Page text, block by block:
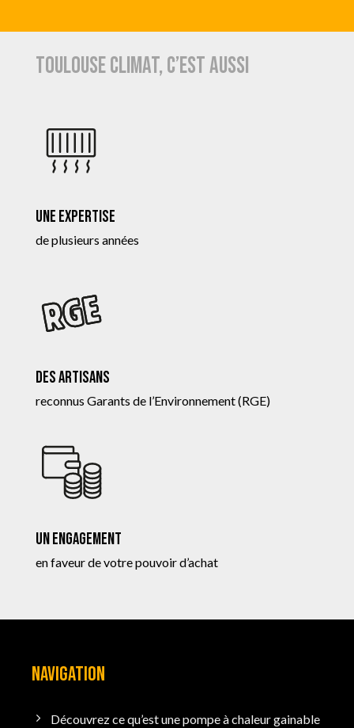
Toulouse Climat, c’est aussi
Une expertise
de plusieurs années
Des artisans
reconnus Garants de l’Environnement (RGE)
Un engagement
en faveur de votre pouvoir d’achat
NAVIGATION
Découvrez ce qu’est une pompe à chaleur gainable